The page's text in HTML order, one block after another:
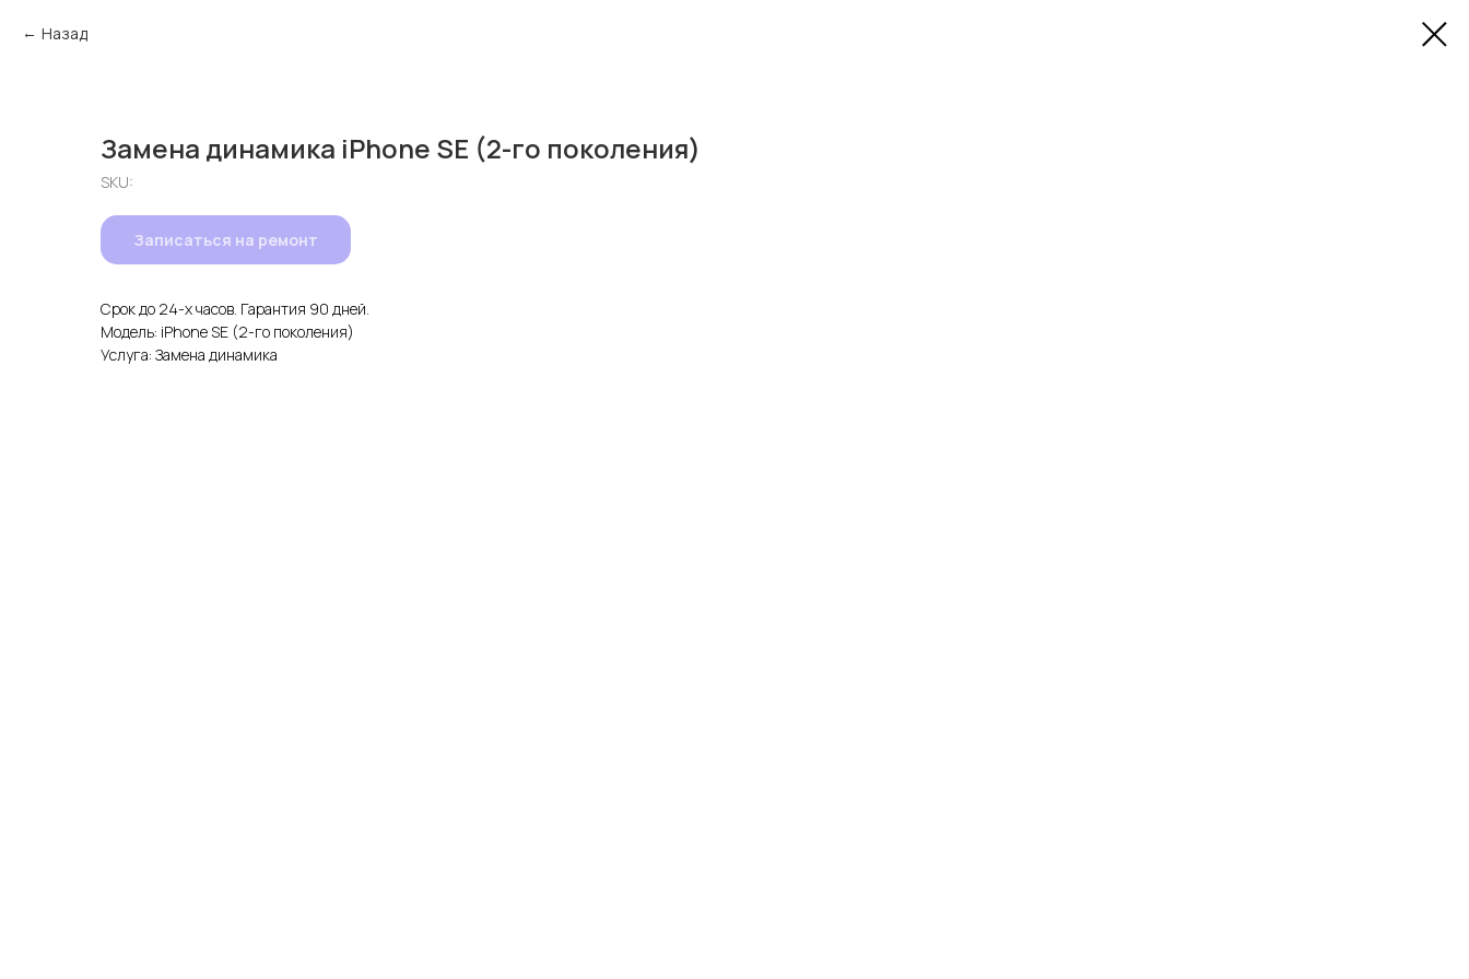
Назад
Замена динамика iPhone SE (2-го поколения)
SKU:
Записаться на ремонт
Срок до 24-х часов. Гарантия 90 дней.
Модель: iPhone SE (2-го поколения)
Услуга: Замена динамика